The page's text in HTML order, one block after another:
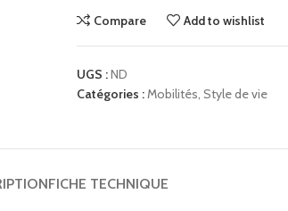
Compare Add to wishlist
UGS :ND
Catégories :Mobilités, Style de vie
FICHE TECHNIQUE